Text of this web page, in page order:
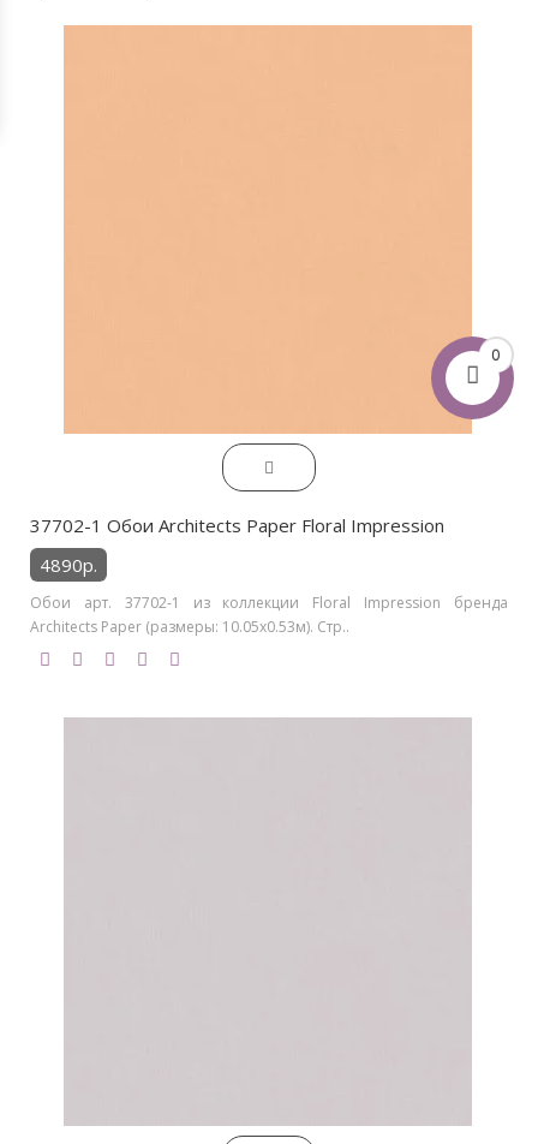
0
37702-1 Обои Architects Paper Floral Impression
4890р.
Обои арт. 37702-1 из коллекции Floral Impression бренда
Architects Paper (размеры: 10.05х0.53м). Стр..